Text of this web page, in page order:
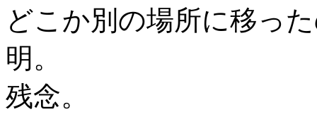
どこか別の場所に移っ
明。
残念。